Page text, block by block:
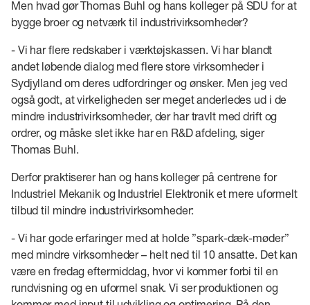
Men hvad gør Thomas Buhl og hans kolleger på SDU for at
bygge broer og netværk til industrivirksomheder?
- Vi har flere redskaber i værktøjskassen. Vi har blandt
andet løbende dialog med flere store virksomheder i
Sydjylland om deres udfordringer og ønsker. Men jeg ved
også godt, at virkeligheden ser meget anderledes ud i de
mindre industrivirksomheder, der har travlt med drift og
ordrer, og måske slet ikke har en R&D afdeling, siger
Thomas Buhl.
Derfor praktiserer han og hans kolleger på centrene for
Industriel Mekanik og Industriel Elektronik et mere uformelt
tilbud til mindre industrivirksomheder:
- Vi har gode erfaringer med at holde ”spark-dæk-møder”
med mindre virksomheder – helt ned til 10 ansatte. Det kan
være en fredag eftermiddag, hvor vi kommer forbi til en
rundvisning og en uformel snak. Vi ser produktionen og